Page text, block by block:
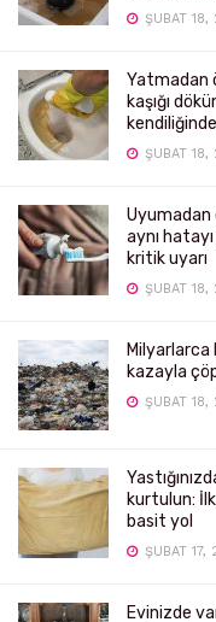
ŞUBAT 18,
Yatmadan
kaşığı
ŞUBAT 18,
Uyumadan
aynı
kritik uyarı
ŞUBAT 18,
Milyarlarca
kazayla
ŞUBAT 18,
kurtulun:
basit yol
ŞUBAT 17,
Evinizde